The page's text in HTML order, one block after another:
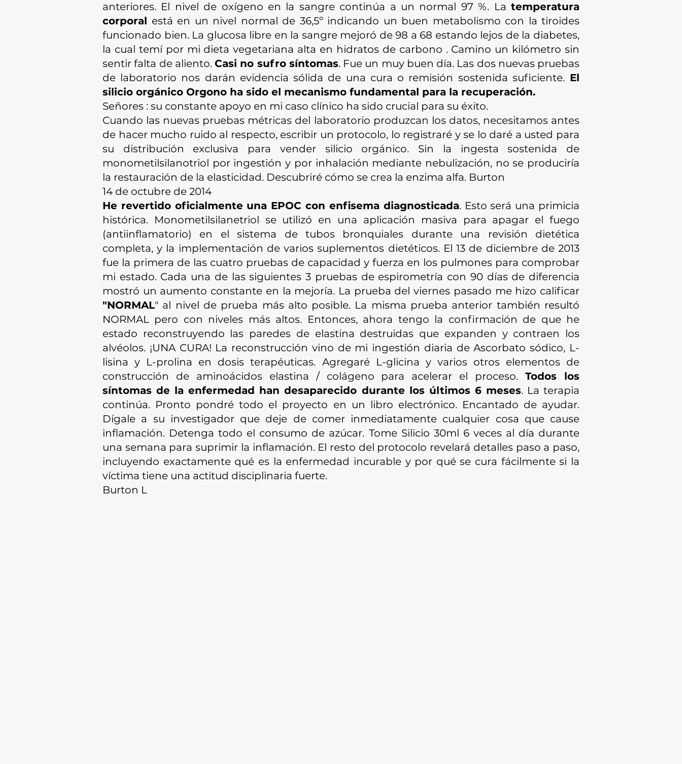
anteriores. El nivel de oxígeno en la sangre continúa a un normal 97 %. La temperatura
corporal está en un nivel normal de 36,5º indicando un buen metabolismo con la tiroides
funcionado bien. La glucosa libre en la sangre mejoró de 98 a 68 estando lejos de la diabetes,
la cual temí por mi dieta vegetariana alta en hidratos de carbono . Camino un kilómetro sin
sentir falta de aliento. Casi no sufro síntomas. Fue un muy buen día. Las dos nuevas pruebas
de laboratorio nos darán evidencia sólida de una cura o remisión sostenida suficiente. El
silicio orgánico Orgono ha sido el mecanismo fundamental para la recuperación.
Señores : su constante apoyo en mi caso clínico ha sido crucial para su éxito.
Cuando las nuevas pruebas métricas del laboratorio produzcan los datos, necesitamos antes
de hacer mucho ruido al respecto, escribir un protocolo, lo registraré y se lo daré a usted para
su distribución exclusiva para vender silicio orgánico. Sin la ingesta sostenida de
monometilsilanotriol por ingestión y por inhalación mediante nebulización, no se produciría
la restauración de la elasticidad. Descubriré cómo se crea la enzima alfa. Burton
​14 de octubre de 2014
He revertido oficialmente una EPOC con enfisema diagnosticada. Esto será una primicia
histórica. Monometilsilanetriol se utilizó en una aplicación masiva para apagar el fuego
(antiinflamatorio) en el sistema de tubos bronquiales durante una revisión dietética
completa, y la implementación de varios suplementos dietéticos. El 13 de diciembre de 2013
fue la primera de las cuatro pruebas de capacidad y ​​fuerza en los pulmones para comprobar
mi estado. Cada una de las siguientes 3 pruebas de espirometría con 90 días de diferencia
mostró un aumento constante en la mejoría. La prueba del viernes pasado me hizo calificar
"NORMAL" al nivel de prueba más alto posible. La misma prueba anterior también resultó
NORMAL pero con niveles más altos. Entonces, ahora tengo la confirmación de que he
estado reconstruyendo las paredes de elastina destruidas que expanden y contraen los
alvéolos. ¡UNA CURA! La reconstrucción vino de mi ingestión diaria de Ascorbato sódico, L-
lisina y L-prolina en dosis terapéuticas. Agregaré L-glicina y varios otros elementos de
construcción de aminoácidos elastina / colágeno para acelerar el proceso.Todos los
síntomas de la enfermedad han desaparecido durante los últimos 6 meses. La terapia
continúa. Pronto pondré todo el proyecto en un libro electrónico. Encantado de ayudar.
Dígale a su investigador que deje de comer inmediatamente cualquier cosa que cause
inflamación. Detenga todo el consumo de azúcar. Tome Silicio 30ml 6 veces al día durante
una semana para suprimir la inflamación. El resto del protocolo revelará detalles paso a paso,
incluyendo exactamente qué es la enfermedad incurable y por qué se cura fácilmente si la
víctima tiene una actitud disciplinaria fuerte.
Burton L